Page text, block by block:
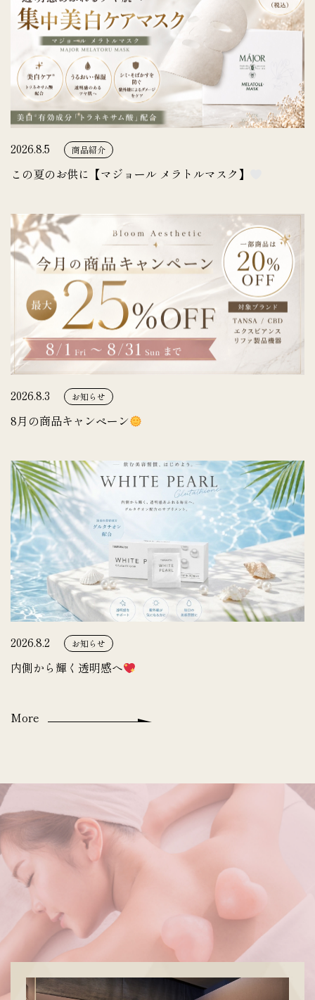
2026.8.5 商品紹介
この夏のお供に【マジョール メラトルマスク】
2026.8.3 お知らせ
8月の商品キャンペーン
2026.8.2 お知らせ
内側から輝く透明感へ
More